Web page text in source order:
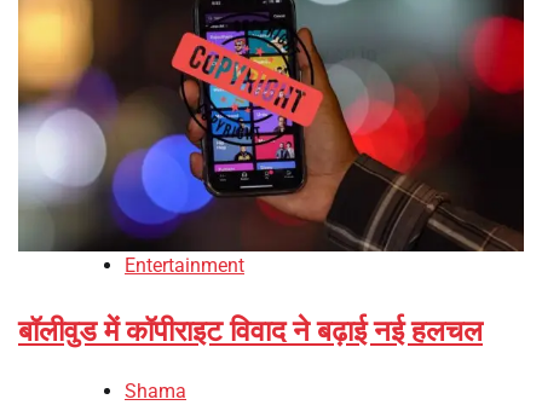
Entertainment
बॉलीवुड में कॉपीराइट विवाद ने बढ़ाई नई हलचल
Shama